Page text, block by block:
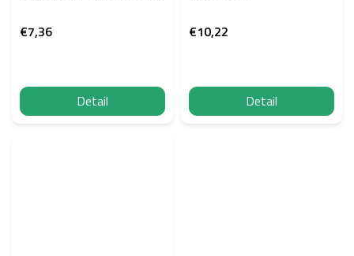
€7,36
Detail
€10,22
Detail